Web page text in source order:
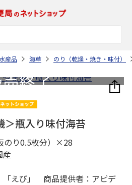
産品 海草 のり（乾燥・焼き・味付）
＞瓶入り味付海苔
のり0.5枚分）×28
産
えび」 商品提供者：アピデ